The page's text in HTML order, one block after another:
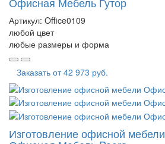
Артикул: Office0109
любой цвет
любые размеры и форма
Заказать от42 973 руб.
Изготовление офисной мебели